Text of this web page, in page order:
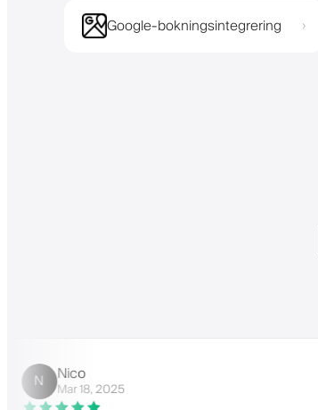
Google-bokningsintegrering ›
Nico
Mar 18, 2025